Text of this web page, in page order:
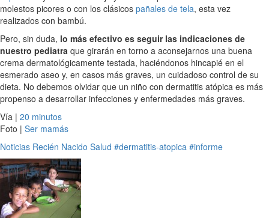
molestos picores o con los clásicos pañales de tela, esta vez
realizados con bambú.
Pero, sin duda, lo más efectivo es seguir las indicaciones de
nuestro pediatra que girarán en torno a aconsejarnos una buena
crema dermatológicamente testada, haciéndonos hincapié en el
esmerado aseo y, en casos más graves, un cuidadoso control de su
dieta. No debemos olvidar que un niño con dermatitis atópica es más
propenso a desarrollar infecciones y enfermedades más graves.
Vía | 20 minutos
Foto | Ser mamás
Noticias Recién Nacido Salud #dermatitis-atopica #informe